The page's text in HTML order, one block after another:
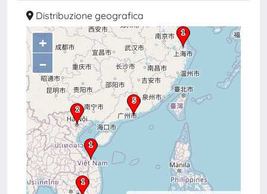
Distribuzione geografica
+
–